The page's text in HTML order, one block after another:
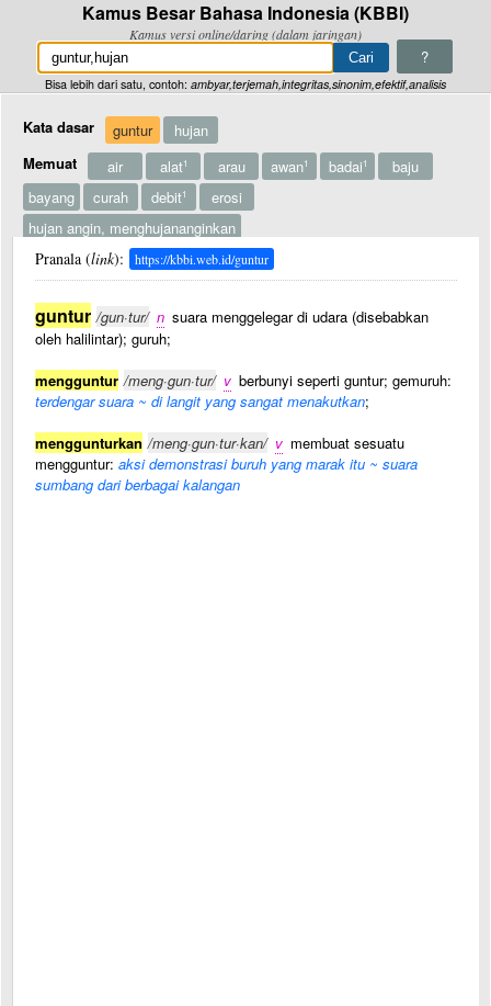
Kamus Besar Bahasa Indonesia (KBBI)
Kamus versi online/daring (dalam jaringan)
?
Bisa lebih dari satu, contoh: ambyar,terjemah,integritas,sinonim,efektif,analisis
Kata dasar guntur
hujan
Memuat
air alat1 arau awan1 badai1
baju
bayang
curah debit1
erosi
hujan angin, menghujananginkan
hujan panas, menghujanpanaskan
hutan
Lainnya
pokok sawah sistem stasiun takar tetes1
turun 1
hujan biasa, mulai dan berhenti tibatiba dan berlangsung sebentar
hujan asam
Pranala (link): https://kbbi.web.id/guntur
guntur /gun·tur/ n suara menggelegar di udara (disebabkan
oleh halilintar); guruh;
mengguntur /meng·gun·tur/ v berbunyi seperti guntur; gemuruh:
terdengar suara ~ di langit yang sangat menakutkan;
menggunturkan /meng·gun·tur·kan/ v membuat sesuatu
mengguntur: aksi demonstrasi buruh yang marak itu ~ suara
sumbang dari berbagai kalangan